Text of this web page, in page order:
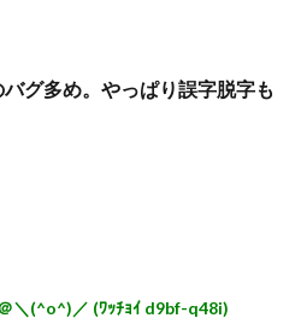
グ多め。やっぱり誤字脱字も
＼(^o^)／ (ﾜｯﾁｮｲ d9bf-q48i)